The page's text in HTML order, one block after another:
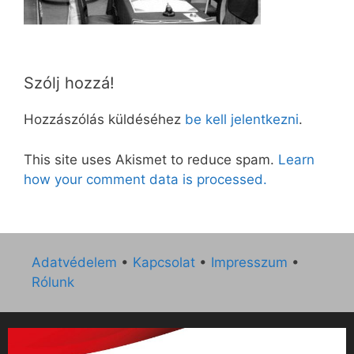
Szólj hozzá!
Hozzászólás küldéséhez be kell jelentkezni.
This site uses Akismet to reduce spam. Learn
how your comment data is processed.
Adatvédelem • Kapcsolat • Impresszum •
Rólunk